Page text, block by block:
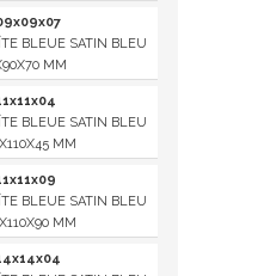
BLEUE SATIN BLEU
MM
BLEUE SATIN BLEU
MM
BLEUE SATIN BLEU
MM